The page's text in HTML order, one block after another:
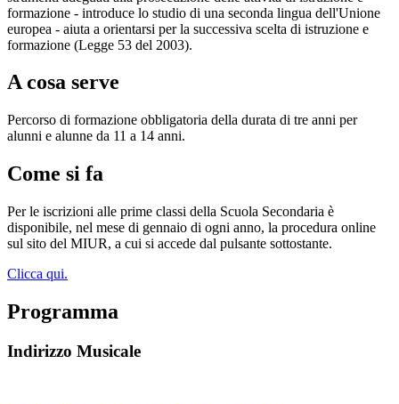
formazione - introduce lo studio di una seconda lingua dell'Unione
europea - aiuta a orientarsi per la successiva scelta di istruzione e
formazione (Legge 53 del 2003).
A cosa serve
Percorso di formazione obbligatoria della durata di tre anni per
alunni e alunne da 11 a 14 anni.
Come si fa
Per le iscrizioni alle prime classi della Scuola Secondaria è
disponibile, nel mese di gennaio di ogni anno, la procedura online
sul sito del MIUR, a cui si accede dal pulsante sottostante.
Clicca qui.
Programma
Indirizzo Musicale